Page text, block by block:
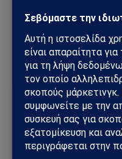
Μεταφρασμένο
συνεργασία με
Ακολούθησε το
Πρόσθεσε το Sahiel ως
πρώτος τις
Add as